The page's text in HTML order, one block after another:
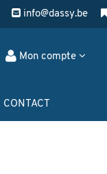
info@dassy.be
Mon compte
CONTACT